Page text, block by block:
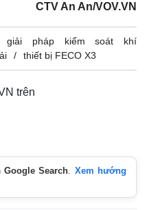
Quân sự - Quốc phòng
Việt Nam
CTV An An/VOV.VN
giải pháp kiểm soát khí
thiết bị FECO X3
trên
Google Search. Xem hướng